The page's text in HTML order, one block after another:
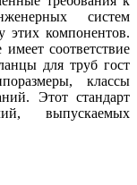
систем
этих компонентов.
соответствие
для труб гост
классы
Этот стандарт
выпускаемых